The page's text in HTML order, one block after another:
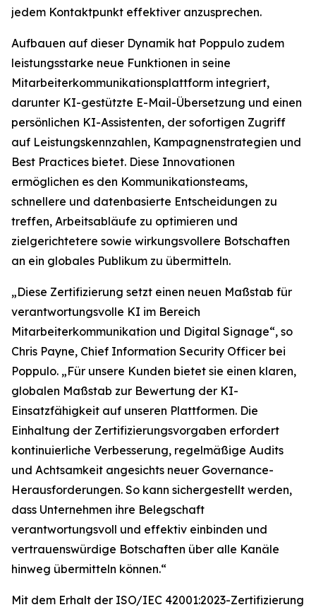
jedem Kontaktpunkt effektiver anzusprechen.
Aufbauen auf dieser Dynamik hat Poppulo zudem
leistungsstarke neue Funktionen in seine
Mitarbeiterkommunikationsplattform integriert,
darunter KI-gestützte E-Mail-Übersetzung und einen
persönlichen KI-Assistenten, der sofortigen Zugriff
auf Leistungskennzahlen, Kampagnenstrategien und
Best Practices bietet. Diese Innovationen
ermöglichen es den Kommunikationsteams,
schnellere und datenbasierte Entscheidungen zu
treffen, Arbeitsabläufe zu optimieren und
zielgerichtetere sowie wirkungsvollere Botschaften
an ein globales Publikum zu übermitteln.
„Diese Zertifizierung setzt einen neuen Maßstab für
verantwortungsvolle KI im Bereich
Mitarbeiterkommunikation und Digital Signage“, so
Chris Payne, Chief Information Security Officer bei
Poppulo. „Für unsere Kunden bietet sie einen klaren,
globalen Maßstab zur Bewertung der KI-
Einsatzfähigkeit auf unseren Plattformen. Die
Einhaltung der Zertifizierungsvorgaben erfordert
kontinuierliche Verbesserung, regelmäßige Audits
und Achtsamkeit angesichts neuer Governance-
Herausforderungen. So kann sichergestellt werden,
dass Unternehmen ihre Belegschaft
verantwortungsvoll und effektiv einbinden und
vertrauenswürdige Botschaften über alle Kanäle
hinweg übermitteln können.“
Mit dem Erhalt der ISO/IEC 42001:2023-Zertifizierung